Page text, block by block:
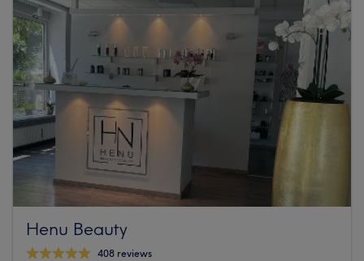
Henu Beauty
408 reviews